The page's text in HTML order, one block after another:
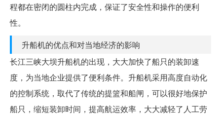
程都在密闭的圆柱内完成，保证了安全性和操作的便利
性。
升船机的优点和对当地经济的影响
长江三峡大坝升船机的出现，大大加快了船只的装卸速
度，为当地企业提供了便利条件。升船机采用高度自动化
的控制系统，取代了传统的提篮和船闸，可以很好地保护
船只，缩短装卸时间，提高航运效率，大大减轻了人工劳